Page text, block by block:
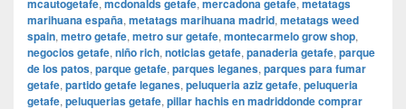
mcautogetafe, mcdonalds getafe, mercadona getafe, metatags
marihuana españa, metatags marihuana madrid, metatags weed
spain, metro getafe, metro sur getafe, montecarmelo grow shop,
negocios getafe, niño rich, noticias getafe, panaderia getafe, parque
de los patos, parque getafe, parques leganes, parques para fumar
getafe, partido getafe leganes, peluqueria aziz getafe, peluqueria
getafe, peluquerias getafe, pillar hachis en madriddonde comprar